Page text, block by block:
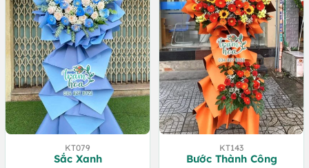
KT079
Sắc Xanh
KT143
Bước Thành Công